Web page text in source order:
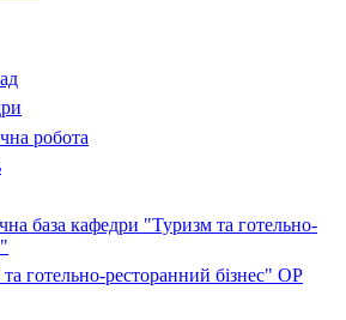
робота
база кафедри "Туризм та готельно-
готельно-ресторанний бізнес" ОР